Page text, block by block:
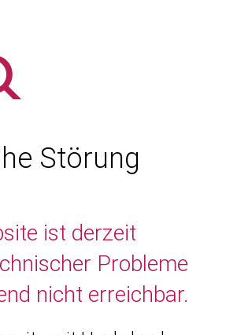
Störung
ist derzeit
Probleme
nicht erreichbar.